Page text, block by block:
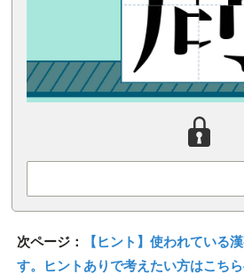
次ページ：
【ヒント】使われている
す。ヒントありで考えたい方はこち